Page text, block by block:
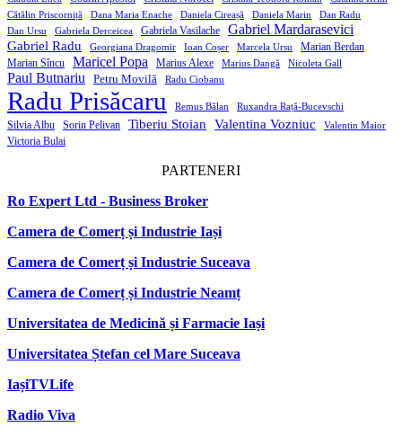
Cătălin Priscorniță
Dana Maria Enache Daniela Cireașă Daniela Marin
Dan Radu
Dan Ursu
Gabriela Derceicea Gabriela Vasilache Gabriel Mardarasevici
Gabriel Radu Georgiana Dragomir Ioan Coșer Marcela Ursu
Marian Berdan
Marian Sîncu
Maricel Popa Marius Alexe Marius Dangă Nicoleta Gall
Paul Butnariu Petru Movilă Radu Ciobanu
Radu Prisăcaru Remus Bălan Ruxandra Rață-Bucevschi
Silvia Albu Sorin Pelivan Tiberiu Stoian Valentina Vozniuc Valentin Maior
Victoria Bulai
PARTENERI
Ro Expert Ltd - Business Broker
Camera de Comerț și Industrie Iași
Camera de Comerț și Industrie Suceava
Camera de Comerț și Industrie Neamț
Universitatea de Medicină și Farmacie Iași
Universitatea Ștefan cel Mare Suceava
IașiTVLife
Radio Viva